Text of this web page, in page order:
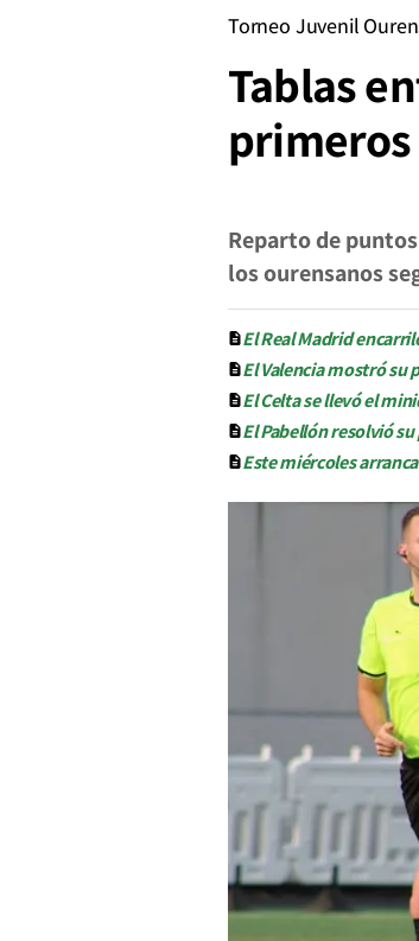
Torneo Juvenil
Tablas
Reparto de
los ourensanos
El Real Madrid
El Valencia mostró su
El Celta se llevó el
El Pabellón resolvió
Este miércoles